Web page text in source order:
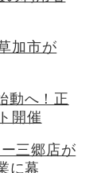
加市が
動へ！正
開催
三郷店が
に幕